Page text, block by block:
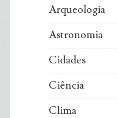
Arqueologia
Astronomia
Cidades
Ciência
Clima